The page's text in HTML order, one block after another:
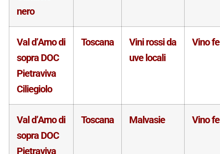
nero
Val d’Arno di
sopra DOC
Pietraviva
Ciliegiolo
Toscana
Vini rossi da
uve locali
Vino
Val d’Arno di
sopra DOC
Pietraviva
Toscana Malvasie Vino